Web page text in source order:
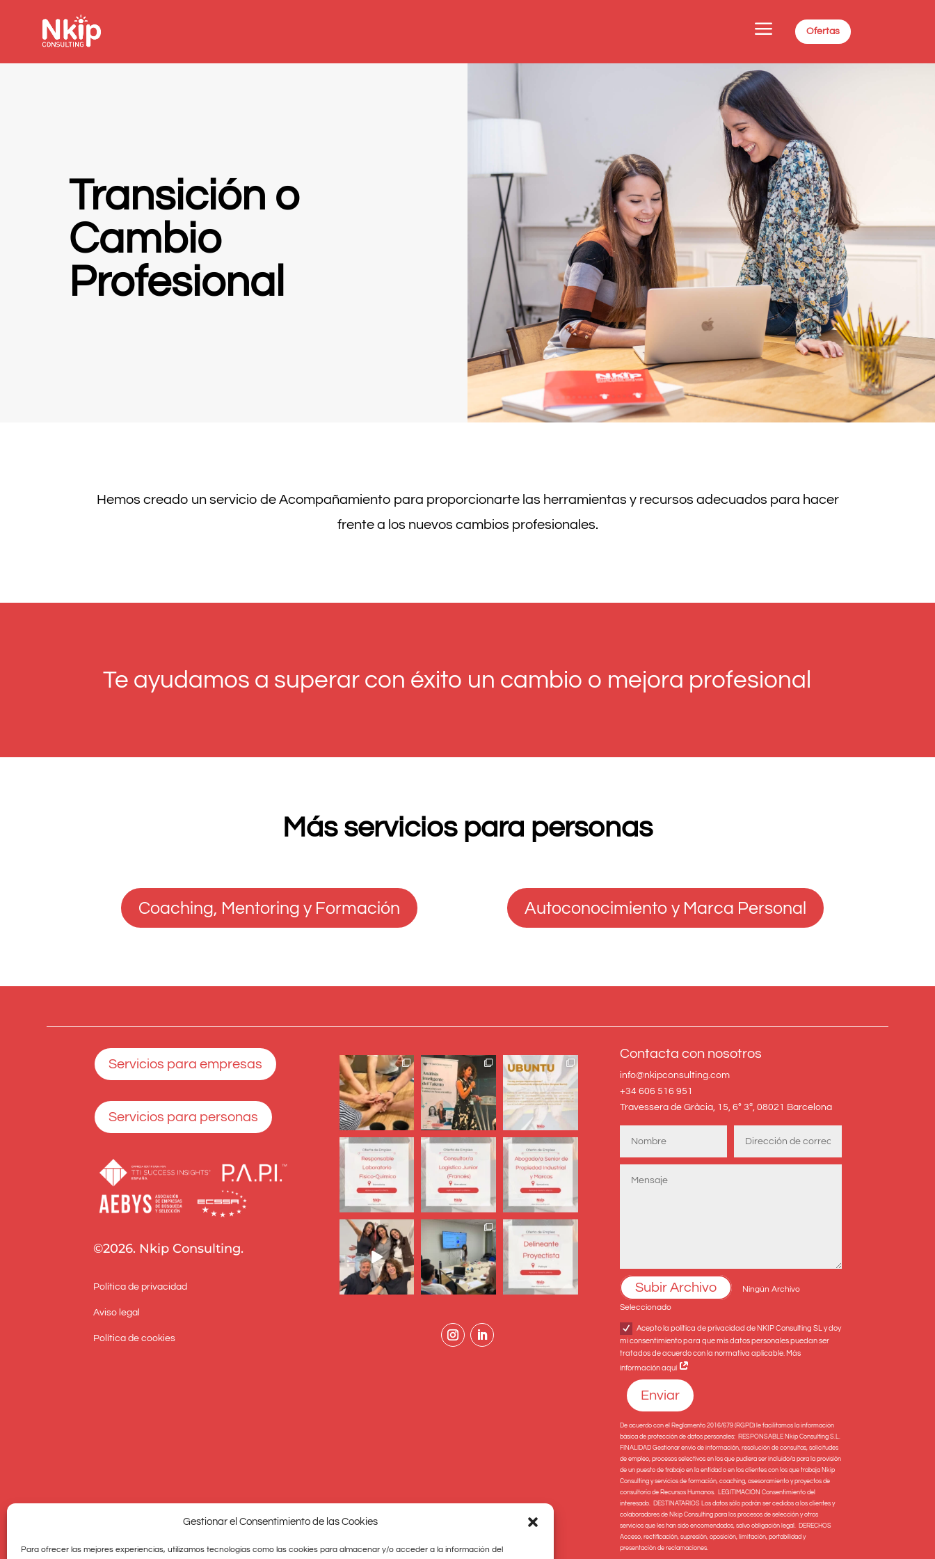
Gestionar el Consentimiento de las Cookies
Para ofrecer las mejores experiencias, utilizamos tecnologías como las cookies para almacenar y/o acceder a la información del
a Ofertas
Transición o
Cambio
Profesional
Hemos creado un servicio de Acompañamiento para proporcionarte las herramientas y recursos adecuados para hacer
frente a los nuevos cambios profesionales.
Te ayudamos a superar con éxito un cambio o mejora profesional
Más servicios para personas
Coaching, Mentoring y Formación Autoconocimiento y Marca Personal
Servicios para empresas
Servicios para personas
©2026. Nkip Consulting.
Política de privacidad
Aviso legal
Política de cookies
Contacta con nosotros
info@nkipconsulting.com
+34 606 516 951
Travessera de Gràcia, 15, 6º 3ª, 08021 Barcelona
Subir Archivo
Ningún Archivo
Seleccionado
Acepto la política de privacidad de NKIP Consulting SL y doy
mi consentimiento para que mis datos personales puedan ser
tratados de acuerdo con la normativa aplicable. Más
información aquí
Enviar
De acuerdo con el Reglamento 2016/679 (RGPD) le facilitamos la información
básica de protección de datos personales: RESPONSABLE Nkip Consulting S.L.
FINALIDAD Gestionar envío de información, resolución de consultas, solicitudes
de empleo, procesos selectivos en los que pudiera ser incluido/a para la provisión
de un puesto de trabajo en la entidad o en los clientes con los que trabaja Nkip
Consulting y servicios de formación, coaching, asesoramiento y proyectos de
consultoría de Recursos Humanos. LEGITIMACIÓN Consentimiento del
interesado. DESTINATARIOS Los datos sólo podrán ser cedidos a los clientes y
colaboradores de Nkip Consulting para los procesos de selección y otros
servicios que les han sido encomendados, salvo obligación legal. DERECHOS
Acceso, rectificación, supresión, oposición, limitación, portabilidad y
presentación de reclamaciones.